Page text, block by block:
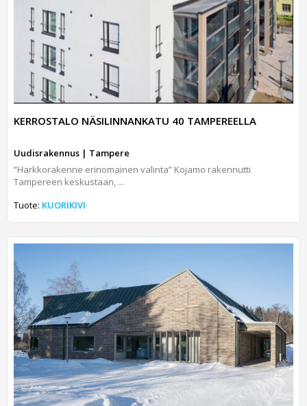
KERROSTALO NÄSILINNANKATU 40 TAMPEREELLA
Uudisrakennus | Tampere
”Harkkorakenne erinomainen valinta” Kojamo rakennutti
Tampereen keskustaan, ...
Tuote: KUORIKIVI